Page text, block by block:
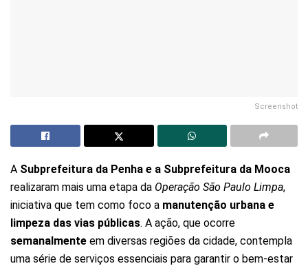
Screenshot
A Subprefeitura da Penha e a Subprefeitura da Mooca
realizaram mais uma etapa da Operação São Paulo Limpa,
iniciativa que tem como foco a manutenção urbana e
limpeza das vias públicas. A ação, que ocorre
semanalmente em diversas regiões da cidade, contempla
uma série de serviços essenciais para garantir o bem-estar